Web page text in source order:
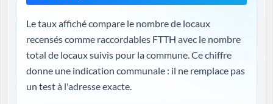
Le taux affiché compare le nombre de locaux
recensés comme raccordables FTTH avec le nombre
total de locaux suivis pour la commune. Ce chiffre
donne une indication communale : il ne remplace pas
un test à l'adresse exacte.